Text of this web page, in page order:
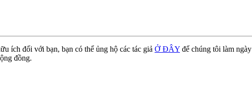
ích đối với bạn, bạn có thể ủng hộ các tác giả Ở ĐÂY để chúng tôi làm
đồng.